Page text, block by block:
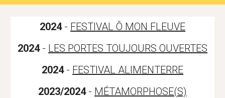
2024 - FESTIVAL Ô MON FLEUVE
2024 - LES PORTES TOUJOURS OUVERTES
2024 - FESTIVAL ALIMENTERRE
2023/2024- MÉTAMORPHOSE(S)